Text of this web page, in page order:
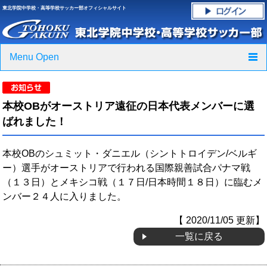
東北学院中学校・高等学校サッカー部オフィシャルサイト
Menu Open
ニュース
スケジュール
グラウンド・施設紹介
本校OBがオーストリア遠征の日本代表メンバーに選
ばれました！
本校OBのシュミット・ダニエル（シントトロイデン/ベルギ
ー）選手がオーストリアで行われる国際親善試合パナマ戦
（１３日）とメキシコ戦（１７日/日本時間１８日）に臨むメ
ンバー２４人に入りました。
【 2020/11/05 更新】
一覧に戻る